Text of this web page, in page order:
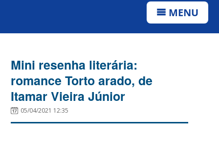
MENU
Mini resenha literária:
romance Torto arado, de
Itamar Vieira Júnior
05/04/2021 12:35